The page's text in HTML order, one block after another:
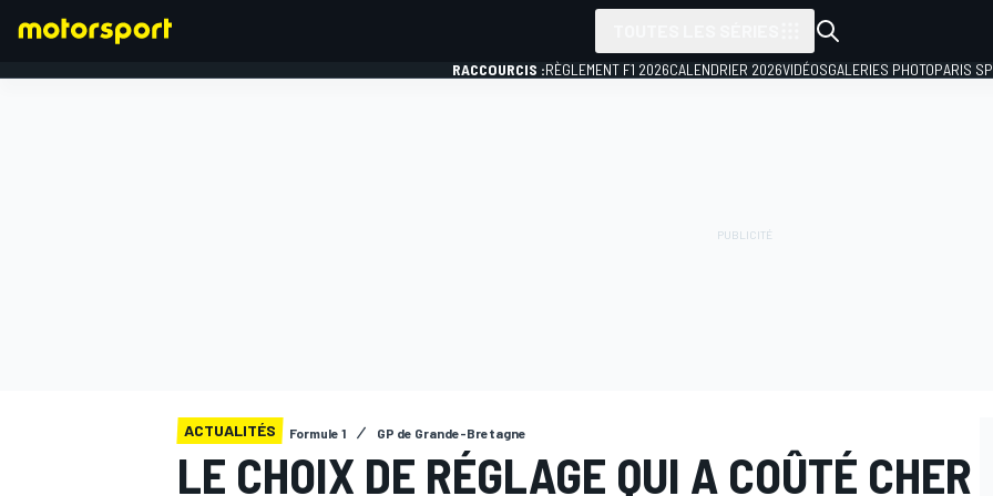
RACCOURCIS :RÈGLEMENT F1 2026CALENDRIER 2026VIDÉOSGALERIES PHOTOPARIS
ACTUALITÉS Formule 1 GP de Grande-Bretagne
LE CHOIX DE RÉGLAGE QUI A COÛTÉ CHER